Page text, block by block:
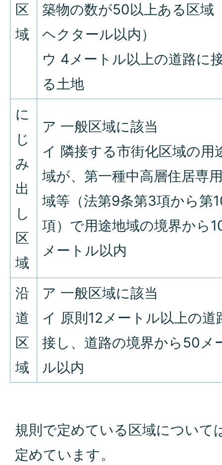
区
域
築物の数が50以上ある区域
ヘクタール以内）
ウ 4メートル以上の道路に
る土地
に
じ
み
出
し
区
域
ア 一般区域に該当
イ 隣接する市街化区域の用
域が、第一種中高層住居専
域等（法第9条第3項から第
項）で用途地域の境界から
メートル以内
沿
道
区
域
ア 一般区域に該当
イ 原則12メートル以上の道
接し、道路の境界から50メ
ル以内
規則で定めている区域について
定めています。